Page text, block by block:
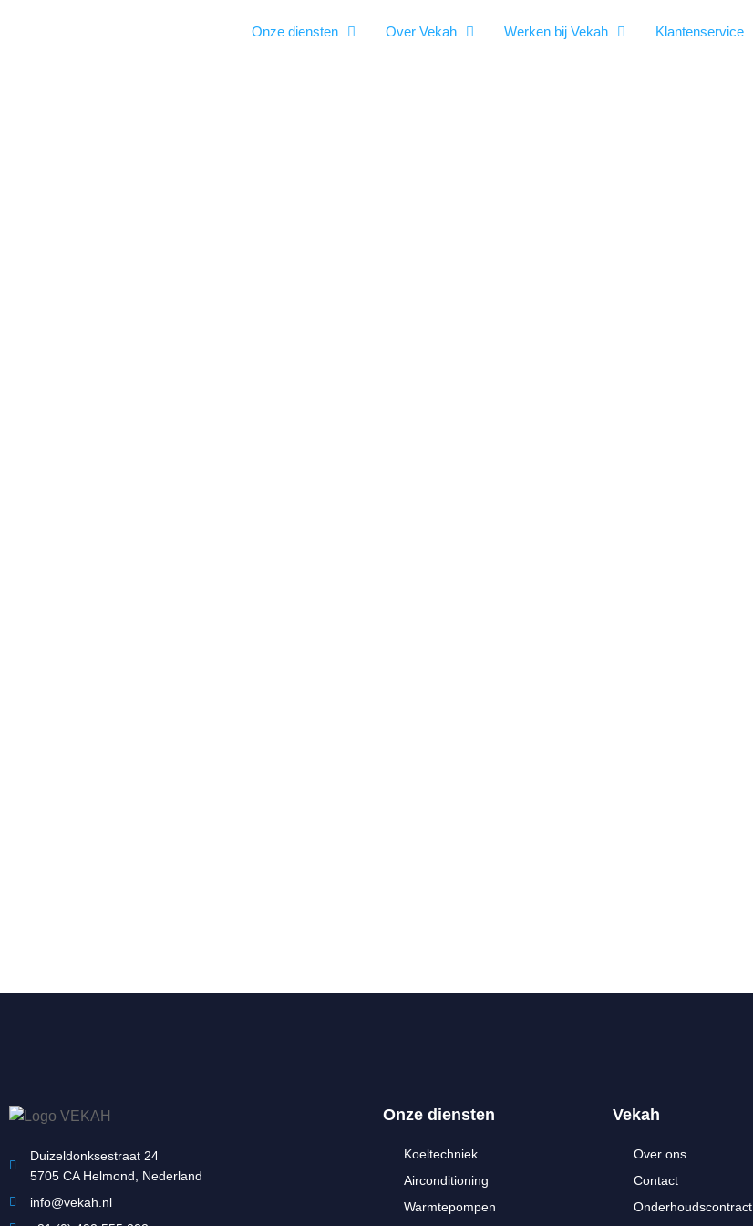
Onze diensten Over Vekah Werken bij Vekah Klantenservice
Duizeldonksestraat 24
5705 CA Helmond, Nederland
info@vekah.nl
Onze diensten
Koeltechniek
Airconditioning
Warmtepompen
Vekah
Over ons
Contact
Onderhoudscontract